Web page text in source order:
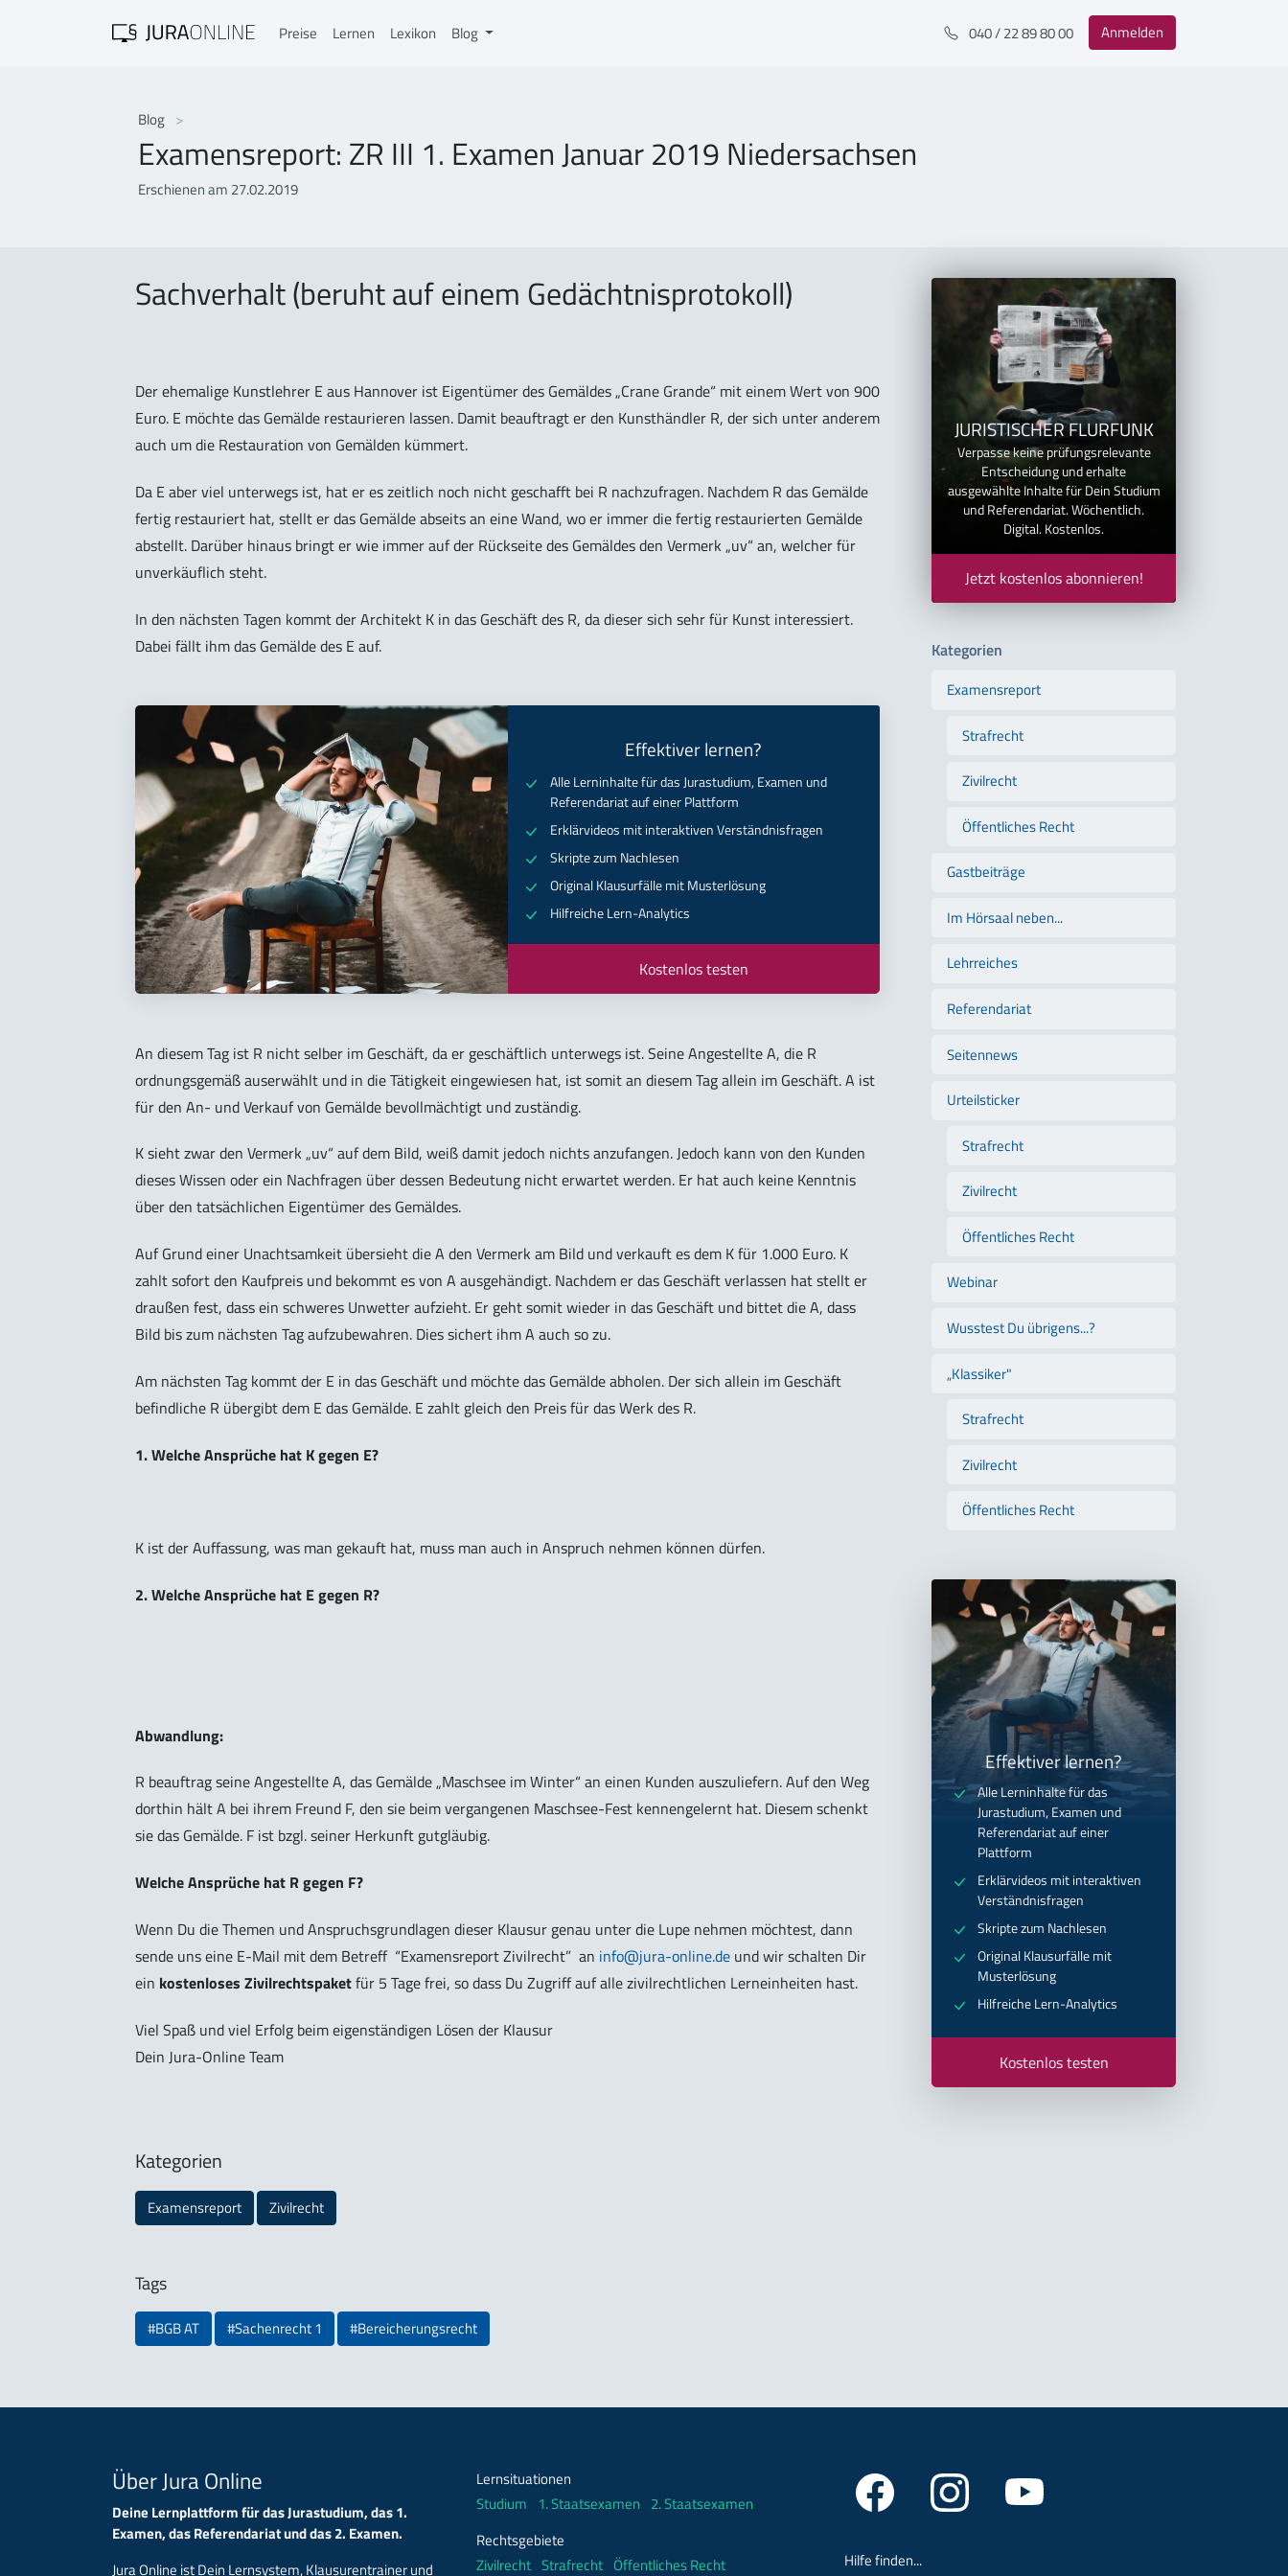
Preise Lernen Lexikon Blog 040 / 22 89 80 00 Anmelden
Blog
Examensreport: ZR III 1. Examen Januar 2019 Niedersachsen
Erschienen am 27.02.2019
Sachverhalt (beruht auf einem Gedächtnisprotokoll)
Der ehemalige Kunstlehrer E aus Hannover ist Eigentümer des Gemäldes „Crane Grande“ mit einem Wert von 900
Euro. E möchte das Gemälde restaurieren lassen. Damit beauftragt er den Kunsthändler R, der sich unter anderem
auch um die Restauration von Gemälden kümmert.
Da E aber viel unterwegs ist, hat er es zeitlich noch nicht geschafft bei R nachzufragen. Nachdem R das Gemälde
fertig restauriert hat, stellt er das Gemälde abseits an eine Wand, wo er immer die fertig restaurierten Gemälde
abstellt. Darüber hinaus bringt er wie immer auf der Rückseite des Gemäldes den Vermerk „uv“ an, welcher für
unverkäuflich steht.
In den nächsten Tagen kommt der Architekt K in das Geschäft des R, da dieser sich sehr für Kunst interessiert.
Dabei fällt ihm das Gemälde des E auf.
Effektiver lernen?
Alle Lerninhalte für das Jurastudium, Examen und
Referendariat auf einer Plattform
Erklärvideos mit interaktiven Verständnisfragen
Skripte zum Nachlesen
Original Klausurfälle mit Musterlösung
Hilfreiche Lern-Analytics
Kostenlos testen
An diesem Tag ist R nicht selber im Geschäft, da er geschäftlich unterwegs ist. Seine Angestellte A, die R
ordnungsgemäß auserwählt und in die Tätigkeit eingewiesen hat, ist somit an diesem Tag allein im Geschäft. A ist
für den An- und Verkauf von Gemälde bevollmächtigt und zuständig.
K sieht zwar den Vermerk „uv“ auf dem Bild, weiß damit jedoch nichts anzufangen. Jedoch kann von den Kunden
dieses Wissen oder ein Nachfragen über dessen Bedeutung nicht erwartet werden. Er hat auch keine Kenntnis
über den tatsächlichen Eigentümer des Gemäldes.
Auf Grund einer Unachtsamkeit übersieht die A den Vermerk am Bild und verkauft es dem K für 1.000 Euro. K
zahlt sofort den Kaufpreis und bekommt es von A ausgehändigt. Nachdem er das Geschäft verlassen hat stellt er
draußen fest, dass ein schweres Unwetter aufzieht. Er geht somit wieder in das Geschäft und bittet die A, dass
Bild bis zum nächsten Tag aufzubewahren. Dies sichert ihm A auch so zu.
Am nächsten Tag kommt der E in das Geschäft und möchte das Gemälde abholen. Der sich allein im Geschäft
befindliche R übergibt dem E das Gemälde. E zahlt gleich den Preis für das Werk des R.
1. Welche Ansprüche hat K gegen E?
K ist der Auffassung, was man gekauft hat, muss man auch in Anspruch nehmen können dürfen.
2. Welche Ansprüche hat E gegen R?
Abwandlung:
R beauftrag seine Angestellte A, das Gemälde „Maschsee im Winter“ an einen Kunden auszuliefern. Auf den Weg
dorthin hält A bei ihrem Freund F, den sie beim vergangenen Maschsee-Fest kennengelernt hat. Diesem schenkt
sie das Gemälde. F ist bzgl. seiner Herkunft gutgläubig.
Welche Ansprüche hat R gegen F?
Wenn Du die Themen und Anspruchsgrundlagen dieser Klausur genau unter die Lupe nehmen möchtest, dann
sende uns eine E-Mail mit dem Betreff “Examensreport Zivilrecht” an info@jura-online.de und wir schalten Dir
ein kostenloses Zivilrechtspaketfür 5 Tage frei, so dass Du Zugriff auf alle zivilrechtlichen Lerneinheiten hast.
Viel Spaß und viel Erfolg beim eigenständigen Lösen der Klausur
Dein Jura-Online Team
Kategorien
Examensreport Zivilrecht
Tags
#BGB AT #Sachenrecht 1 #Bereicherungsrecht
JURISTISCHER FLURFUNK
Verpasse keine prüfungsrelevante
Entscheidung und erhalte
ausgewählte Inhalte für Dein Studium
und Referendariat. Wöchentlich.
Digital. Kostenlos.
Jetzt kostenlos abonnieren!
Kategorien
Examensreport
Strafrecht
Zivilrecht
Öffentliches Recht
Gastbeiträge
Im Hörsaal neben...
Lehrreiches
Referendariat
Seitennews
Urteilsticker
Strafrecht
Zivilrecht
Öffentliches Recht
Webinar
Wusstest Du übrigens...?
„Klassiker"
Strafrecht
Zivilrecht
Öffentliches Recht
Effektiver lernen?
Alle Lerninhalte für das
Jurastudium, Examen und
Referendariat auf einer
Plattform
Erklärvideos mit interaktiven
Verständnisfragen
Skripte zum Nachlesen
Original Klausurfälle mit
Musterlösung
Hilfreiche Lern-Analytics
Kostenlos testen
Über Jura Online
Deine Lernplattform für das Jurastudium, das 1.
Examen, das Referendariat und das 2. Examen.
Jura Online ist Dein Lernsystem, Klausurentrainer und
Lernsituationen
Studium 1. Staatsexamen 2. Staatsexamen
Rechtsgebiete
Zivilrecht Strafrecht Öffentliches Recht Hilfe finden...